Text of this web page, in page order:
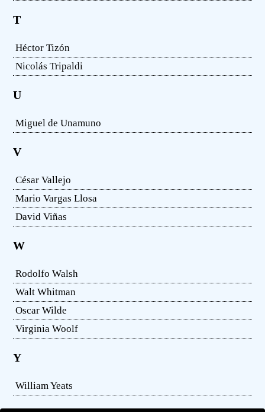
T
Héctor Tizón
Nicolás Tripaldi
U
Miguel de Unamuno
V
César Vallejo
Mario Vargas Llosa
David Viñas
W
Rodolfo Walsh
Walt Whitman
Oscar Wilde
Virginia Woolf
Y
William Yeats